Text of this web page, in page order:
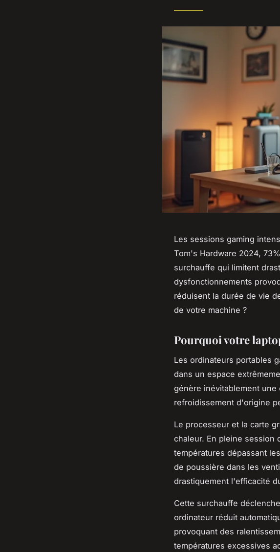
Les sessions gaming
Tom's Hardware 2024,
surchauffe qui limitent
dysfonctionnements
réduisent la durée de vie
de votre machine ?
Pourquoi votre
Les ordinateurs portables
dans un espace
génère inévitablement
refroidissement d'origine
Le processeur et la carte
chaleur. En pleine session
températures dépassant
de poussière dans les
drastiquement l'efficacité
Cette surchauffe
ordinateur réduit
provoquant des
températures excessives